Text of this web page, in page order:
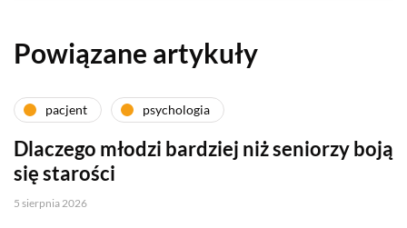
Powiązane artykuły
pacjent psychologia
Dlaczego młodzi bardziej niż seniorzy boją
się starości
5 sierpnia 2026